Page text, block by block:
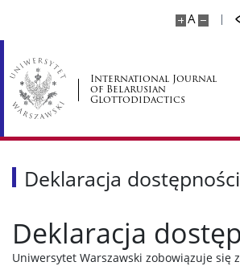
A
International Journal
of Belarusian
Glottodidactics
Deklaracja dostępności
Deklaracja
Uniwersytet Warszawski zobowiązuje się